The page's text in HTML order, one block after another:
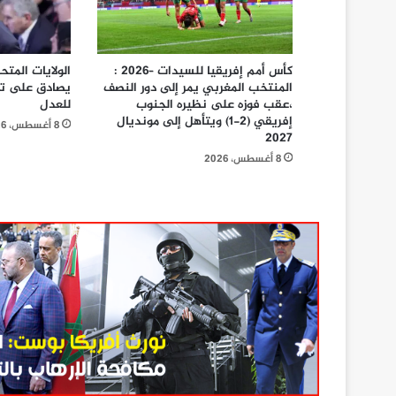
كأس أمم إفريقيا للسيدات –2026 :
المنتخب المغربي يمر إلى دور النصف
،عقب فوزه على نظيره الجنوب
إفريقي (2-1) ويتأهل إلى مونديال
2027
8 أغسطس، 2026
الولايات
يصادق على
للعدل
8 أغسطس، 2026